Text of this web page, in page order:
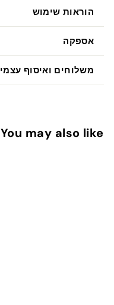
הוראות שימוש
אספקה
משלוחים ואיסוף עצמי
You may also like